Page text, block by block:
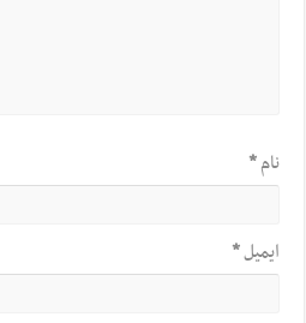
نام*
ایمیل*